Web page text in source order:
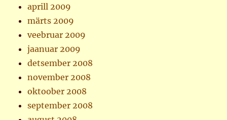
aprill 2009
märts 2009
veebruar 2009
jaanuar 2009
detsember 2008
november 2008
oktoober 2008
september 2008